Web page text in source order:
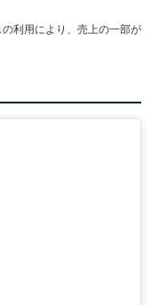
利用により、売上の一部が